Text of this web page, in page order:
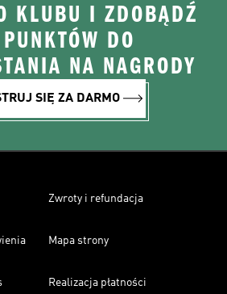
KLUBU I ZDOBĄDŹ
DO
NA NAGRODY
SIĘ ZA DARMO
Zwroty i refundacja
Mapa strony
Realizacja płatności